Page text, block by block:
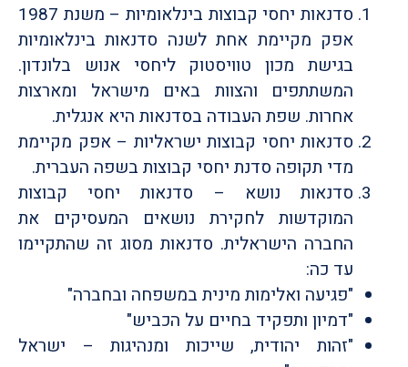
סדנאות יחסי קבוצות בינלאומיות – משנת 1987
אפק מקיימת אחת לשנה סדנאות בינלאומיות
בגישת מכון טוויסטוק ליחסי אנוש בלונדון.
המשתתפים והצוות באים מישראל ומארצות
אחרות. שפת העבודה בסדנאות היא אנגלית.
סדנאות יחסי קבוצות ישראליות – אפק מקיימת
מדי תקופה סדנת יחסי קבוצות בשפה העברית.
סדנאות נושא – סדנאות יחסי קבוצות
המוקדשות לחקירת נושאים המעסיקים את
החברה הישראלית. סדנאות מסוג זה שהתקיימו
עד כה:
"פגיעה ואלימות מינית במשפחה ובחברה"
"דמיון ותפקיד בחיים על הכביש"
"זהות יהודית, שייכות ומנהיגות – ישראל